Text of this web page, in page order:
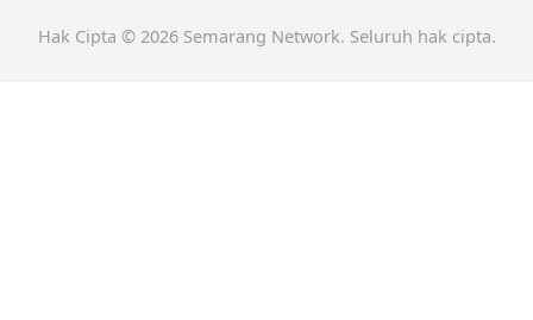
Hak Cipta © 2026 Semarang Network. Seluruh hak cipta.